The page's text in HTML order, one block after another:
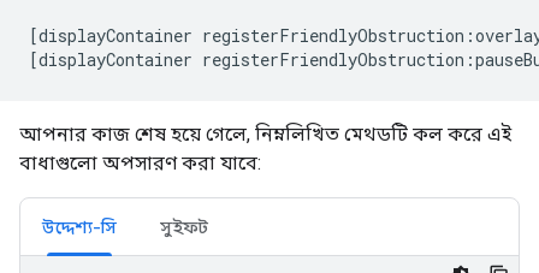
[displayContainer registerFriendlyObstruction :
[displayContainer registerFriendlyObstruction :
আপনার কাজ শেষ হয়ে গেলে, নিম্নলিখিত মেথডটি কল করে এই
বাধাগুলো অপসারণ করা যাবে:
উদ্দেশ্য-সি সুইফট